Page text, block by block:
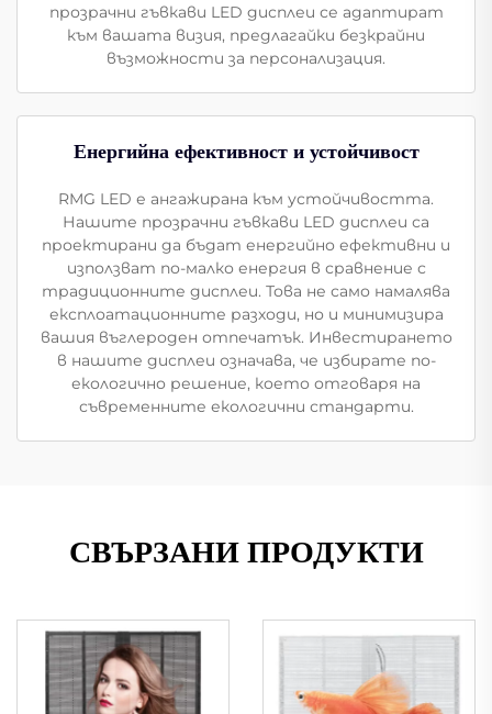
прозрачни гъвкави LED дисплеи се адаптират
към вашата визия, предлагайки безкрайни
възможности за персонализация.
Енергийна ефективност и устойчивост
RMG LED е ангажирана към устойчивостта.
Нашите прозрачни гъвкави LED дисплеи са
проектирани да бъдат енергийно ефективни и
използват по-малко енергия в сравнение с
традиционните дисплеи. Това не само намалява
експлоатационните разходи, но и минимизира
вашия въглероден отпечатък. Инвестирането
в нашите дисплеи означава, че избирате по-
екологично решение, което отговаря на
съвременните екологични стандарти.
СВЪРЗАНИ ПРОДУКТИ